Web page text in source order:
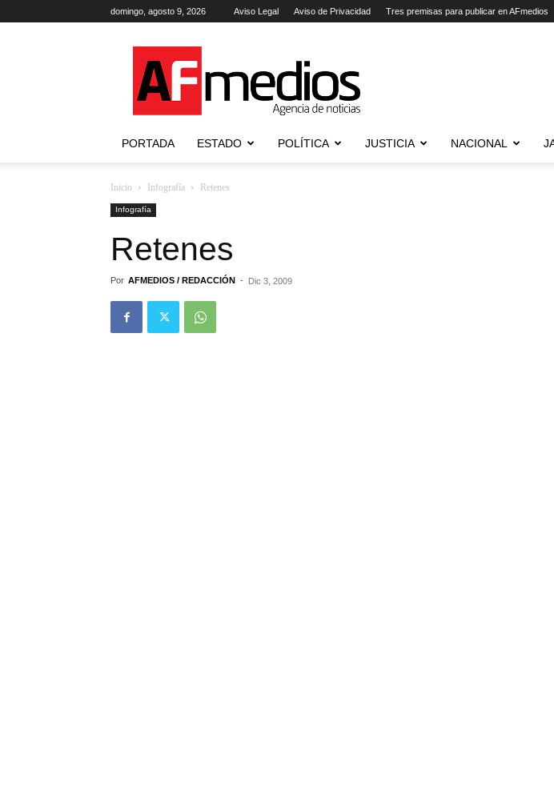
domingo, agosto 9, 2026 Aviso Legal Aviso de Privacidad Tres premisas para publicar en AFmedios
Agencia
de
Noticias
PORTADA ESTADO POLÍTICA JUSTICIA NACIONAL
Inicio Infografía Retenes
Infografía
Retenes
Por AFMEDIOS / REDACCIÓN - Dic 3, 2009